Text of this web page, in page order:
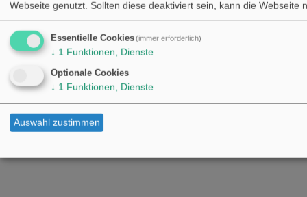
Webseite genutzt. Sollten diese deaktiviert sein, kann die
Essentielle Cookies(immer erforderlich)
↓ 1 Funktionen, Dienste
Optionale Cookies
↓ 1 Funktionen, Dienste
Auswahl zustimmen